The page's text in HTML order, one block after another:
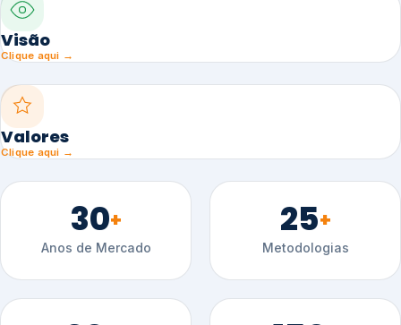
Visão
Clique aqui →
Valores
Clique aqui →
30+
Anos de Mercado
25+
Metodologias